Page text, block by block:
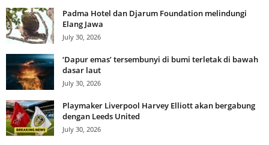
Padma Hotel dan Djarum Foundation melindungi
Elang Jawa
July 30, 2026
‘Dapur emas’ tersembunyi di bumi terletak di bawah
dasar laut
July 30, 2026
Playmaker Liverpool Harvey Elliott akan bergabung
dengan Leeds United
July 30, 2026